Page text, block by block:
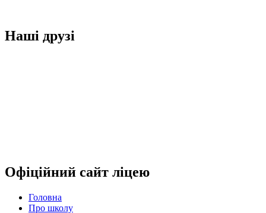
Наші друзі
Офіційний сайт ліцею
Головна
Про школу